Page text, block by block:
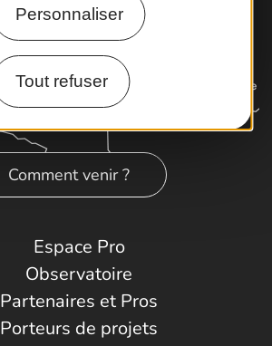
Personnaliser
Tout refuser
Comment venir ?
Espace Pro
Observatoire
Partenaires et Pros
Porteurs de projets